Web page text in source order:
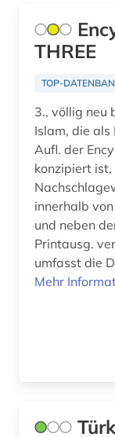
syrien (1)
turkspra
THREE
TOP-
3., völlig neu
Islam, die
Aufl. der
konzipiert
innerhalb
und neben
Printausg.
umfasst die
Mehr